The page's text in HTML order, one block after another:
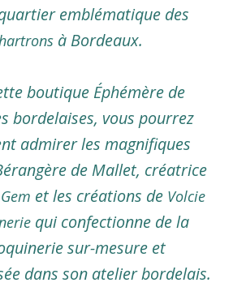
emblématique des
à Bordeaux.
boutique Éphémère de
bordelaises, vous pourrez
admirer les magnifiques
de Mallet, créatrice
et les créations de Volcie
qui confectionne de la
sur-mesure et
dans son atelier bordelais.